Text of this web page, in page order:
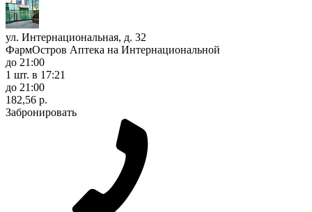
ул. Интернациональная, д. 32
ФармОстров Аптека на Интернациональной
до 21:00
1 шт. в 17:21
до 21:00
182,56 р.
Забронировать